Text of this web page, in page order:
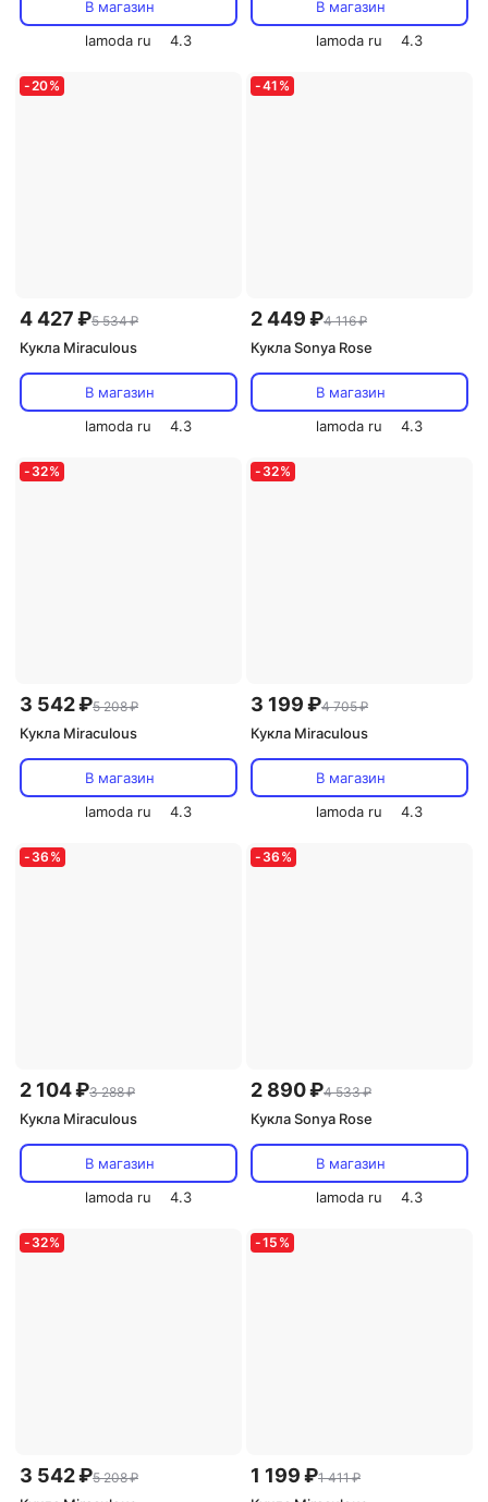
В магазин
lamoda ru
4.3
В магазин
lamoda ru
4.3
-20%
4 427 ₽5 534 ₽
Кукла Miraculous
В магазин
lamoda ru
4.3
-41 %
2 449 ₽4 116 ₽
Кукла Sonya Rose
В магазин
lamoda ru
4.3
- 32%
3 542 ₽5 208 ₽
Кукла Miraculous
В магазин
lamoda ru
4.3
- 32%
3 199 ₽4 705 ₽
Кукла Miraculous
В магазин
lamoda ru
4.3
- 36 %
2 104 ₽3 288 ₽
Кукла Miraculous
В магазин
lamoda ru
4.3
- 36 %
2 890 ₽4 533 ₽
Кукла Sonya Rose
В магазин
lamoda ru
4.3
- 32%
3 542 ₽5 208 ₽
-15 %
1 199 ₽1 411 ₽